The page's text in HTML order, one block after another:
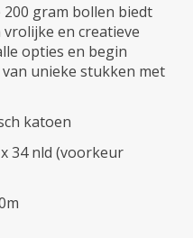
gram bollen biedt
en creatieve
opties en begin
unieke stukken met
katoen
34 nld (voorkeur